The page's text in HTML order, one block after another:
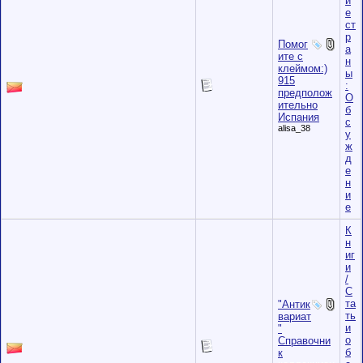
Помог
ите с
клеймом:)
915
предполож
ительно
Испания
alisa_38
е
ст
р
а
н
ы
:
О
б
с
у
ж
д
е
н
и
е
"Антик
вариат
"
Справочни
к
К
н
иг
и
/
С
та
ть
и
о
б